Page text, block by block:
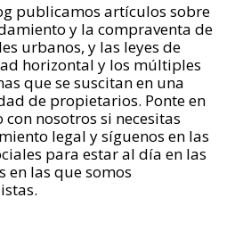
publicamos artículos sobre
y la compraventa de
urbanos, y las leyes de
horizontal y los múltiples
que se suscitan en una
de propietarios. Ponte en
con nosotros si necesitas
legal y síguenos en las
para estar al día en las
en las que somos